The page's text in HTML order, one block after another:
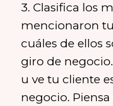
3. Clasifica los
mencionaron
cuáles de ellos
giro de
u ve tu cliente
negocio.